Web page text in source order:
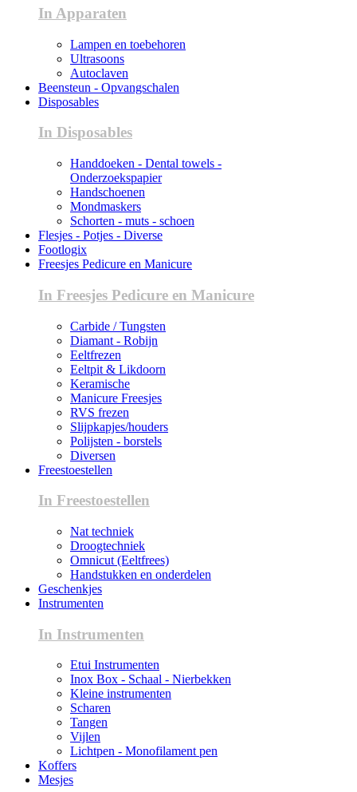
In Apparaten
Lampen en toebehoren
Ultrasoons
Autoclaven
Beensteun - Opvangschalen
Disposables
In Disposables
Handdoeken - Dental towels -
Onderzoekspapier
Handschoenen
Mondmaskers
Schorten - muts - schoen
Flesjes - Potjes - Diverse
Footlogix
Freesjes Pedicure en Manicure
In Freesjes Pedicure en Manicure
Carbide / Tungsten
Diamant - Robijn
Eeltfrezen
Eeltpit & Likdoorn
Keramische
Manicure Freesjes
RVS frezen
Slijpkapjes/houders
Polijsten - borstels
Diversen
Freestoestellen
In Freestoestellen
Nat techniek
Droogtechniek
Omnicut (Eeltfrees)
Handstukken en onderdelen
Geschenkjes
Instrumenten
In Instrumenten
Etui Instrumenten
Inox Box - Schaal - Nierbekken
Kleine instrumenten
Scharen
Tangen
Vijlen
Lichtpen - Monofilament pen
Koffers
Mesjes